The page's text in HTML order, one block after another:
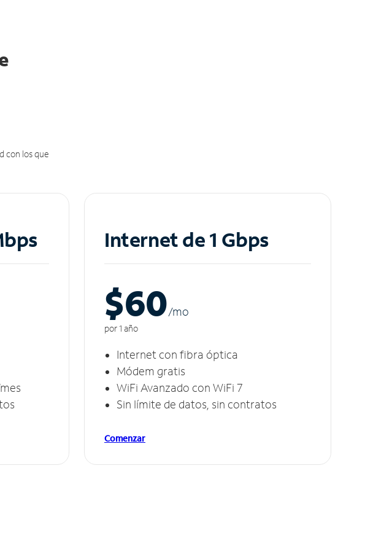
con los que
Internet de 1 Gbps
$60/mo
por 1 año
Internet con fibra óptica
Módem gratis
WiFi Avanzado con WiFi 7
Sin límite de datos, sin contratos
Comenzar